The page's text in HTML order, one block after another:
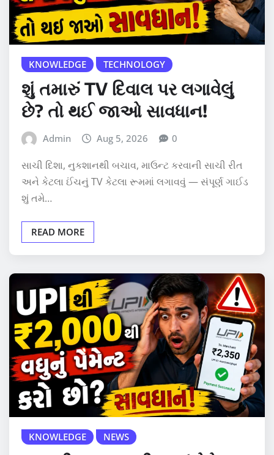
KNOWLEDGE TECHNOLOGY
શું તમારું TV દિવાલ પર લગાવેલું
છે? તો થઈ જાઓ સાવધાન!
Admin Aug 5, 2026 0
સાચી દિશા, નુકશાનથી બચાવ, માઉન્ટ કરવાની સાચી રીત
અને કેટલા ઈંચનું TV કેટલા રૂમમાં લગાવવું — સંપૂર્ણ ગાઈડ
શું તમે…
READ MORE
KNOWLEDGE NEWS